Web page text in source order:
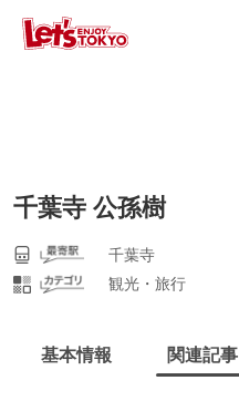
千葉寺 公孫樹
千葉寺
観光・旅行
基本情報 関連記事